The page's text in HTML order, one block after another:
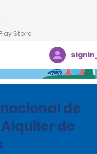
Store
de
de